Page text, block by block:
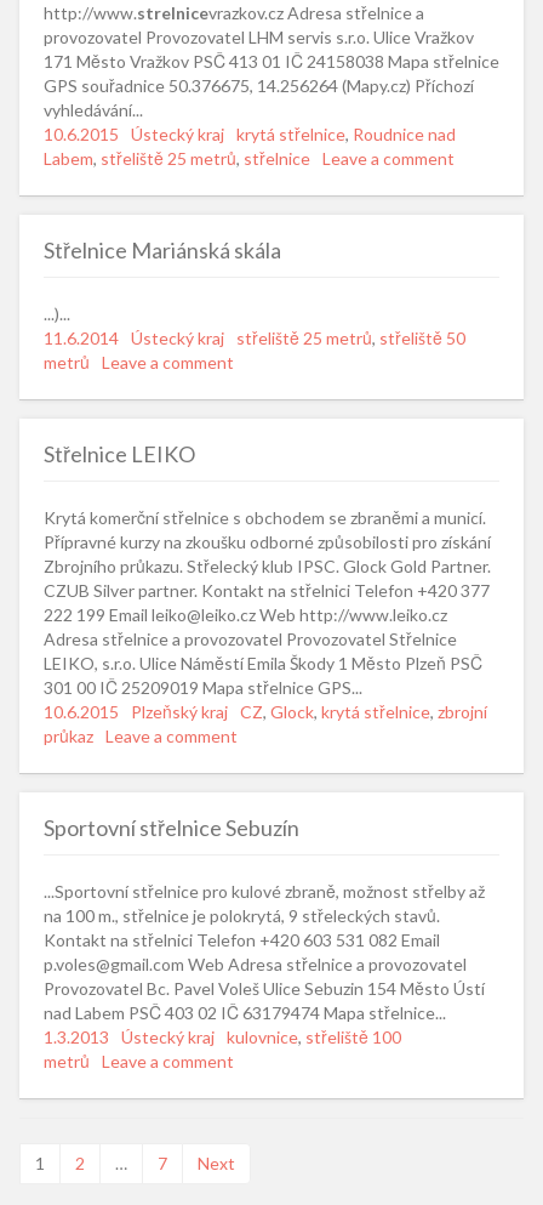
http://www.strelnicevrazkov.cz Adresa střelnice a
provozovatel Provozovatel LHM servis s.r.o. Ulice Vražkov
171 Město Vražkov PSČ 413 01 IČ 24158038 Mapa střelnice
GPS souřadnice 50.376675, 14.256264 (Mapy.cz) Příchozí
vyhledávání...
Posted
on
10.6.2015 Categories
Ústecký kraj Tags
krytá střelnice, Roudnice nad
Labem, střeliště 25 metrů, střelnice Leave a comment
Střelnice Mariánská skála
...)...
Posted
on
11.6.2014 Categories
Ústecký kraj Tags
střeliště 25 metrů, střeliště 50
metrů
Leave a comment
Střelnice LEIKO
Krytá komerční střelnice s obchodem se zbraněmi a municí.
Přípravné kurzy na zkoušku odborné způsobilosti pro získání
Zbrojního průkazu. Střelecký klub IPSC. Glock Gold Partner.
CZUB Silver partner. Kontakt na střelnici Telefon +420 377
222 199 Email leiko@leiko.cz Web http://www.leiko.cz
Adresa střelnice a provozovatel Provozovatel Střelnice
LEIKO, s.r.o. Ulice Náměstí Emila Škody 1 Město Plzeň PSČ
301 00 IČ 25209019 Mapa střelnice GPS...
Posted
on
10.6.2015 Categories
Plzeňský kraj Tags
CZ, Glock, krytá střelnice, zbrojní
průkaz Leave a comment
Sportovní střelnice Sebuzín
...Sportovní střelnice pro kulové zbraně, možnost střelby až
na 100 m., střelnice je polokrytá, 9 střeleckých stavů.
Kontakt na střelnici Telefon +420 603 531 082 Email
p.voles@gmail.com Web Adresa střelnice a provozovatel
Provozovatel Bc. Pavel Voleš Ulice Sebuzin 154 Město Ústí
nad Labem PSČ 403 02 IČ 63179474 Mapa střelnice...
Posted
on
1.3.2013 Categories
Ústecký kraj Tags
kulovnice, střeliště 100
metrů
Leave a comment
Navigace
pro
1 2 … 7 Next